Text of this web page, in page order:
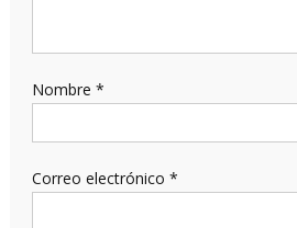
Nombre *
Correo electrónico *